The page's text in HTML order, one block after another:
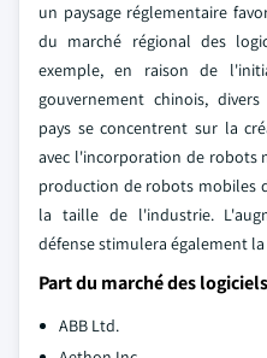
un paysage réglementaire
du marché régional des
exemple, en raison de
gouvernement chinois,
pays se concentrent sur la
avec l'incorporation de robots
production de robots mobiles
la taille de l'industrie.
défense stimulera également
Part du marché des
ABB Ltd.